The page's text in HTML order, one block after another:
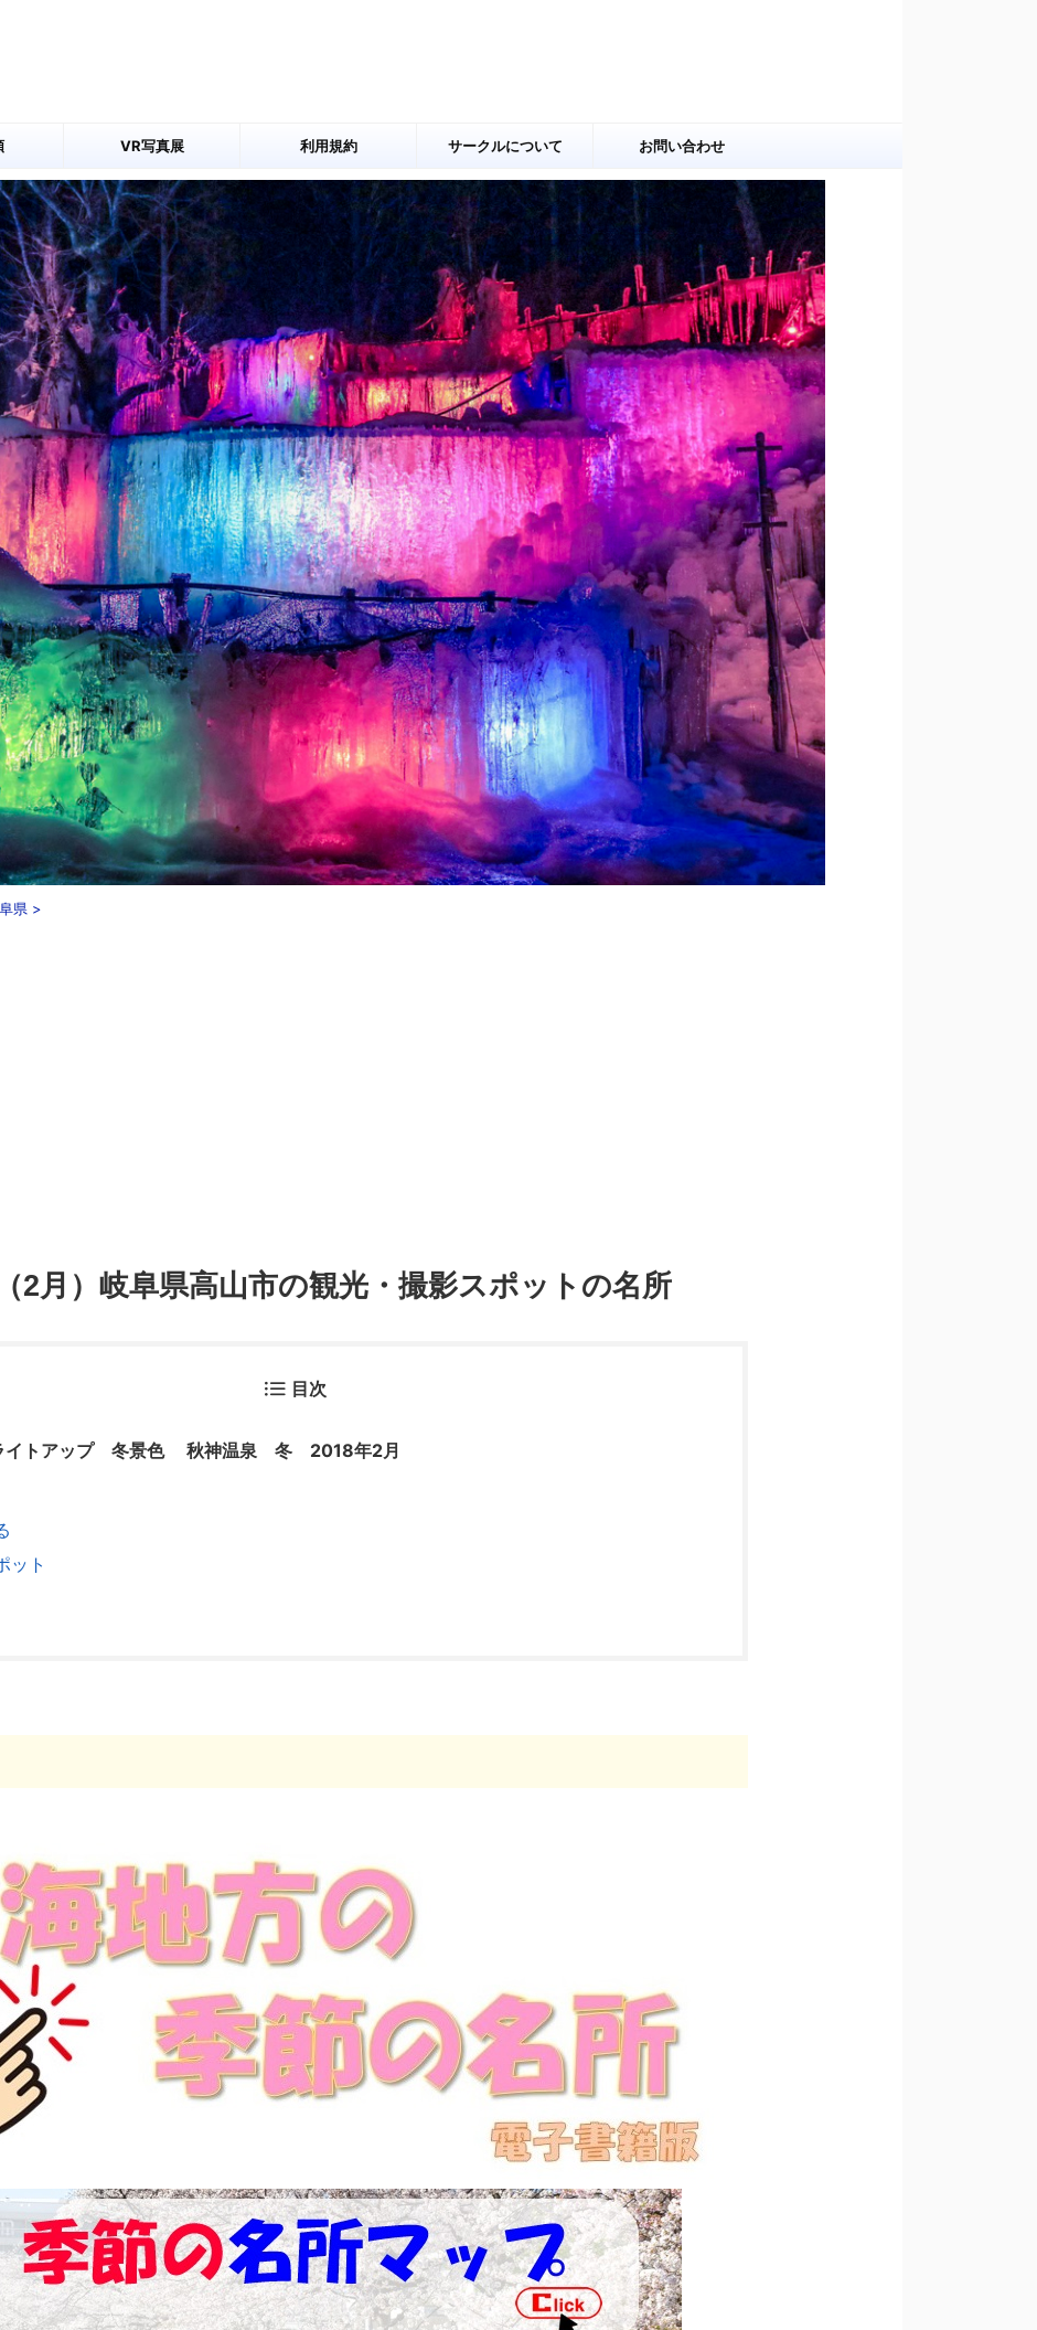
VR写真展 利用規約 サークルについて お問い合わせ
県 >
2月）岐阜県高山市の観光・撮影スポットの名所
目次
イトアップ 冬景色 秋神温泉 冬 2018年2月
ット